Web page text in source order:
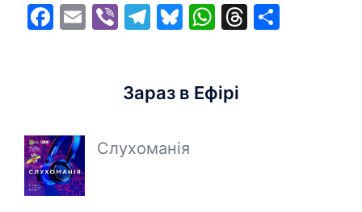
Facebook
EmailViberTelegram
Bluesky
WhatsApp
Threads
Зараз в Ефірі
Слухоманія